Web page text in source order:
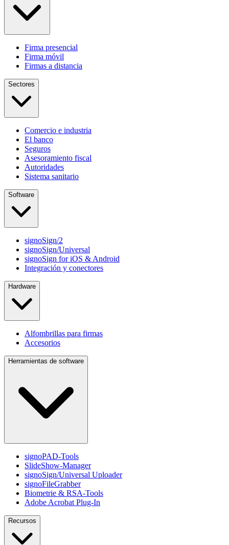
Firma presencial
Firma móvil
Firmas a distancia
Sectores
Comercio e industria
El banco
Seguros
Asesoramiento fiscal
Autoridades
Sistema sanitario
Software
signoSign/2
signoSign/Universal
signoSign for iOS & Android
Integración y conectores
Hardware
Alfombrillas para firmas
Accesorios
Herramientas de software
signoPAD-Tools
SlideShow-Manager
signoSign/Universal Uploader
signoFileGrabber
Biometrie & RSA-Tools
Adobe Acrobat Plug-In
Recursos